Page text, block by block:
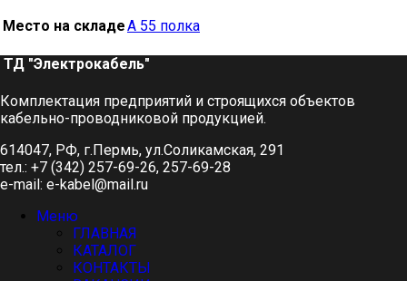
Место на складеА 55 полка
ТД "Электрокабель"​
Комплектация предприятий и строящихся объектов
кабельно-проводниковой продукцией.
614047, РФ, г.Пермь, ул.Соликамская, 291
тел.: +7 (342) 257-69-26, 257-69-28
e-mail: e-kabel@mail.ru
Меню
ГЛАВНАЯ
КАТАЛОГ
КОНТАКТЫ